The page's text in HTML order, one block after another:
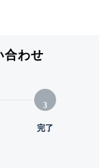
/ 23階部分
合わせ
3
完了